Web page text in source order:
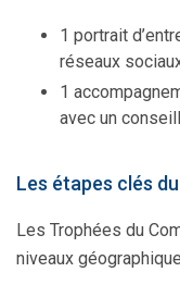
1 portrait
réseaux
1
avec un
Les étapes clés
Les Trophées du
niveaux